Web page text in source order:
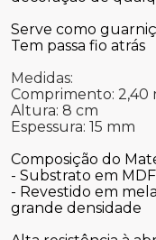
Serve como
Tem passa fio atrás
Medidas:
Comprimento: 2,40
Altura: 8 cm
Espessura: 15 mm
Composição do
- Substrato em
- Revestido em
grande densidade